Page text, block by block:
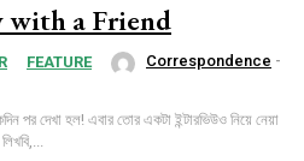
a Friend
FEATURE Correspondence -
পর দেখা হল! এবার তোর একটা ইন্টারভিউও নিয়ে নেয়া